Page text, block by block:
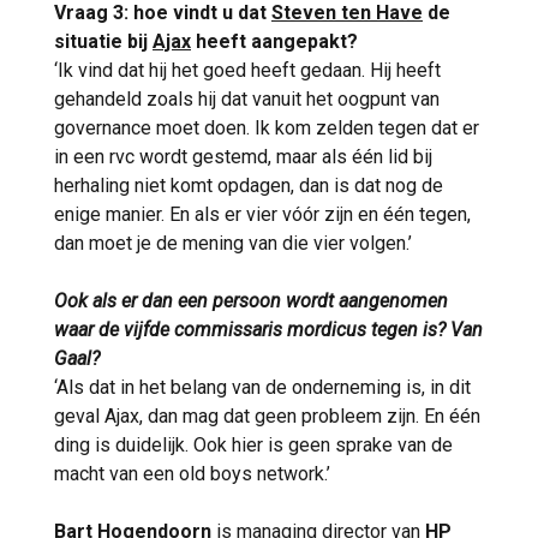
Vraag 3: hoe vindt u dat Steven ten Have de
situatie bij Ajax heeft aangepakt?
‘Ik vind dat hij het goed heeft gedaan. Hij heeft
gehandeld zoals hij dat vanuit het oogpunt van
governance moet doen. Ik kom zelden tegen dat er
in een rvc wordt gestemd, maar als één lid bij
herhaling niet komt opdagen, dan is dat nog de
enige manier. En als er vier vóór zijn en één tegen,
dan moet je de mening van die vier volgen.’
Ook als er dan een persoon wordt aangenomen
waar de vijfde commissaris mordicus tegen is? Van
Gaal?
‘Als dat in het belang van de onderneming is, in dit
geval Ajax, dan mag dat geen probleem zijn. En één
ding is duidelijk. Ook hier is geen sprake van de
macht van een old boys network.’
Bart Hogendoorn is managing director van HP